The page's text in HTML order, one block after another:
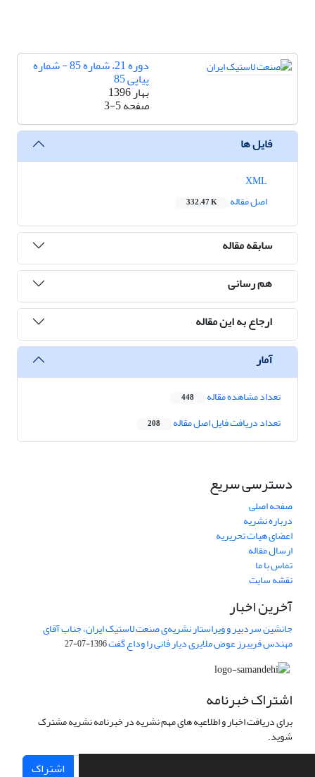
دوره 21، شماره 85 - شماره
پیاپی 85
بهار 1396
صفحه3-5
فایل ها
اصل مقاله
332.47 K
سابقه مقاله
هم رسانی
ارجاع به این مقاله
آمار
تعداد مشاهده مقاله 448
تعداد دریافت فایل اصل مقاله 208
دسترسی سریع
صفحه اصلی
درباره نشریه
اعضای هیات تحریریه
ارسال مقاله
تماس با ما
نقشه سایت
آخرین اخبار
جانشین سردبیر و ویراستار نشریه‌ی صنعت لاستیک ایران، جناب آقای
مهندس فریبرز عوض ملایری دیار فانی را وداع گفت1396-07-27
اشتراک خبرنامه
برای دریافت اخبار و اطلاعیه های مهم نشریه در خبرنامه نشریه مشترک
شوید.
اشتراک